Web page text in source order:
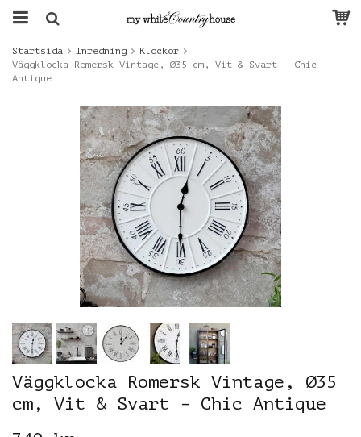
Startsida Inredning
Klockor
Väggklocka Romersk Vintage, Ø35 cm, Vit & Svart - Chic
Antique
Väggklocka Romersk Vintage, Ø35
cm, Vit & Svart - Chic Antique